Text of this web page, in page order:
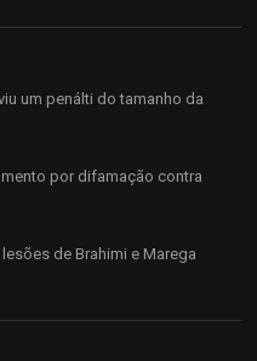
um penálti do tamanho da
por difamação contra
de Brahimi e Marega